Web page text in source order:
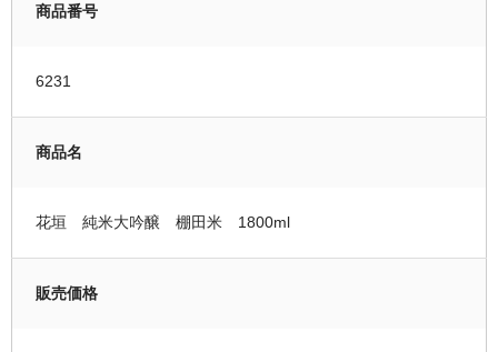
マイページ
カートの中を見る
商品番号
6231
商品名
花垣 純米大吟醸 棚田米 1800ml
販売価格